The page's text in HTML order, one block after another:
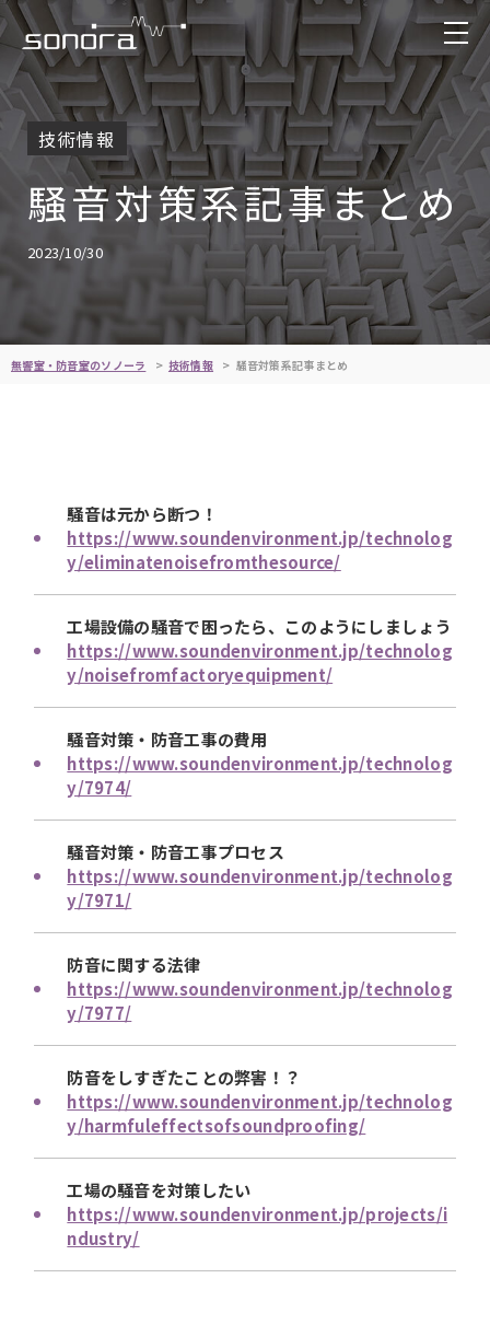
技術情報
騒音対策系記事まとめ
2023/10/30
無響室・防音室のソノーラ 技術情報 騒音対策系記事まとめ
騒音は元から断つ！
https://www.soundenvironment.jp/technolog
y/eliminatenoisefromthesource/
工場設備の騒音で困ったら、このようにしましょう
https://www.soundenvironment.jp/technolog
y/noisefromfactoryequipment/
騒音対策・防音工事の費用
https://www.soundenvironment.jp/technolog
y/7974/
騒音対策・防音工事プロセス
https://www.soundenvironment.jp/technolog
y/7971/
防音に関する法律
https://www.soundenvironment.jp/technolog
y/7977/
防音をしすぎたことの弊害！？
https://www.soundenvironment.jp/technolog
y/harmfuleffectsofsoundproofing/
工場の騒音を対策したい
https://www.soundenvironment.jp/projects/i
ndustry/